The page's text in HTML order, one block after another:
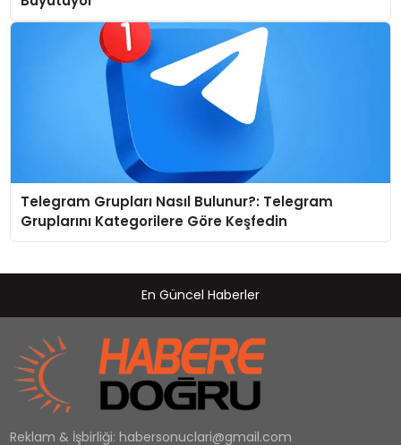
Telegram Grupları Nasıl Bulunur?: Telegram
Gruplarını Kategorilere Göre Keşfedin
En Güncel Haberler
Reklam & İşbirliği: habersonuclari@gmail.com